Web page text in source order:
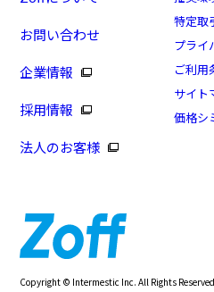
[スペシャルプライス]MADE
ャパン)(一部店舗限定商品)
商品番号：ZU223003-14F1/
(マット)/単価：￥8,300
※商品が再入荷された際にメールでお知らせ
※本サービスは商品の購入をお約束するもの
※ご希望の商品が再入荷しない場合もござい
※「再入荷お知らせメール」はZoffオンラ
再入荷
お問い合わせ
企業情報
採用情報
法人のお客様
特定取
プライ
ご利用
サイト
価格シ
Copyright © Intermestic Inc. All Rights Reserved